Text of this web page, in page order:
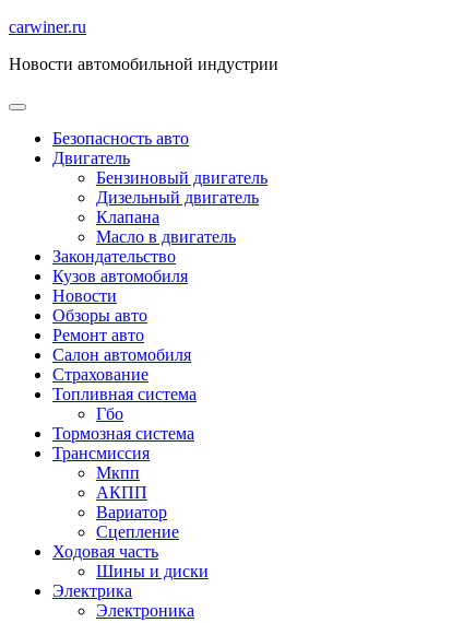
Перейти
содержимому
carwiner.ru
Новости автомобильной индустрии
Безопасность авто
Двигатель
Бензиновый двигатель
Дизельный двигатель
Клапана
Масло в двигатель
Закондательство
Кузов автомобиля
Новости
Обзоры авто
Ремонт авто
Салон автомобиля
Страхование
Топливная система
Гбо
Тормозная система
Трансмиссия
Мкпп
АКПП
Вариатор
Сцепление
Ходовая часть
Шины и диски
Электрика
Электроника